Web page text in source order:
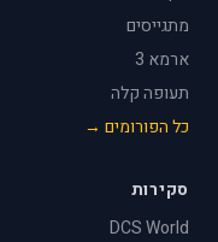
מתגייסים
ארמא 3
תעופה קלה
כל הפורומים →
סקירות
DCS World